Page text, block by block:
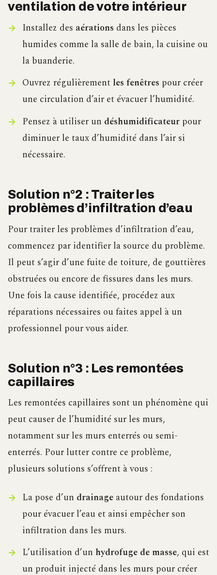
ventilation de votre intérieur
Installez des aérations dans les pièces
humides comme la salle de bain, la cuisine ou
la buanderie.
Ouvrez régulièrement les fenêtres pour créer
une circulation d’air et évacuer l’humidité.
Pensez à utiliser un déshumidificateurpour
diminuer le taux d’humidité dans l’air si
nécessaire.
Solution n°2 : Traiter les
problèmes d’infiltration d’eau
Pour traiter les problèmes d’infiltration d’eau,
commencez par identifier la source du problème.
Il peut s’agir d’une fuite de toiture, de gouttières
obstruées ou encore de fissures dans les murs.
Une fois la cause identifiée, procédez aux
réparations nécessaires ou faites appel à un
professionnel pour vous aider.
Solution n°3 : Les remontées
capillaires
Les remontées capillaires sont un phénomène qui
peut causer de l’humidité sur les murs,
notamment sur les murs enterrés ou semi-
enterrés. Pour lutter contre ce problème,
plusieurs solutions s’offrent à vous :
La pose d’un drainageautour des fondations
pour évacuer l’eau et ainsi empêcher son
infiltration dans les murs.
L’utilisation d’un hydrofuge de masse, qui est
un produit injecté dans les murs pour créer